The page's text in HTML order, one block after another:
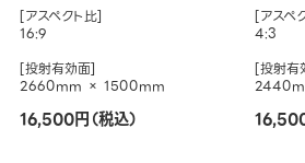
[アスペクト比]
16:9
[投射有効面]
2660mm × 1500mm
16,500円（税込）
[アスペ
4:3
[投射有
16,500